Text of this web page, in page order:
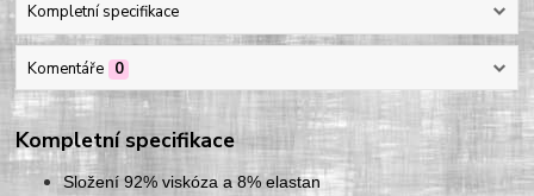
Kompletní specifikace
Komentáře 0
Kompletní specifikace
Složení 92% viskóza a 8% elastan